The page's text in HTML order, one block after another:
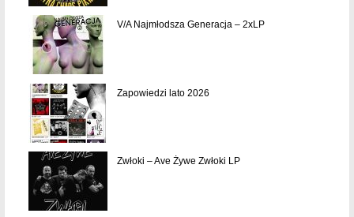
V/A Najmłodsza Generacja – 2xLP
Zapowiedzi lato 2026
Zwłoki – Ave Żywe Zwłoki LP